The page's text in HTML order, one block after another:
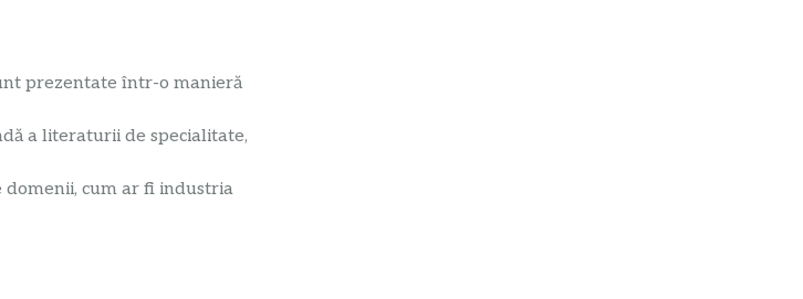
prezentate într-o manieră
a literaturii de specialitate,
cum ar fi industria